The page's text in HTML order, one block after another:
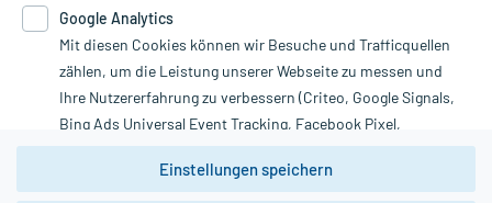
Therapien eingeleitet werden können. | Diese Webseite benutzt
Google Analytics. Lesen Sie bitte dazu die wichtigen Hinweise in
unserer Datenschutzerklärung. Für den Widerruf einer Bestellung
nutzen Sie das Formular:
Vertrag widerrufen
Google Analytics
Mit diesen Cookies können wir Besuche und Trafficquellen
zählen, um die Leistung unserer Webseite zu messen und
Ihre Nutzererfahrung zu verbessern (Criteo, Google Signals,
Bing Ads Universal Event Tracking, Facebook Pixel,
Youtube-Social Plugin).
Wir weisen darauf hin, dass die
Einstellungen speichern